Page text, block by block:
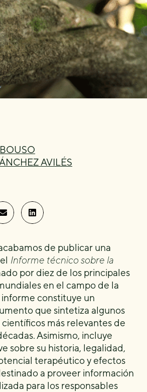
AVILÉS
de publicar una
Informe técnico sobre la
por diez de los principales
en el campo de la
informe constituye un
que sintetiza algunos
más relevantes de
Asimismo, incluye
sobre su historia, legalidad,
terapéutico y efectos
a proveer información
para los responsables